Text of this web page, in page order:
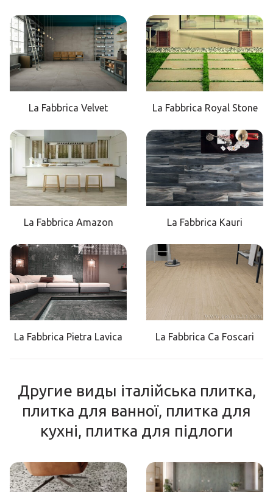
La Fabbrica Velvet La Fabbrica Royal Stone
La Fabbrica Amazon La Fabbrica Kauri
La Fabbrica Pietra Lavica La Fabbrica Ca Foscari
Другие виды італійська плитка,
плитка для ванної, плитка для
кухні, плитка для підлоги